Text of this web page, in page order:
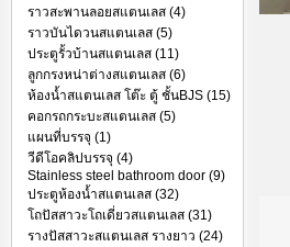
ราวสะพานลอยสแตนเลส (4)
ราวบันไดวนสแตนเลส (5)
ประตูรั้วบ้านสแตนเลส (11)
ลูกกรงหน่าต่างสแตนเลส (6)
ห้องน้ำสแตนเลส โต๊ะ ตู้ ชั้นBJS (15)
คอกรถกระบะสแตนเลส (5)
แผนที่บรรจุ (1)
วีดีโอคลิปบรรจุ (4)
Stainless steel bathroom door (9)
ประตูห้องน้ำสแตนเลส (32)
โถปัสสาวะโถเดี่ยวสแตนเลส (31)
รางปัสสาวะสแตนเลส รางยาว (24)